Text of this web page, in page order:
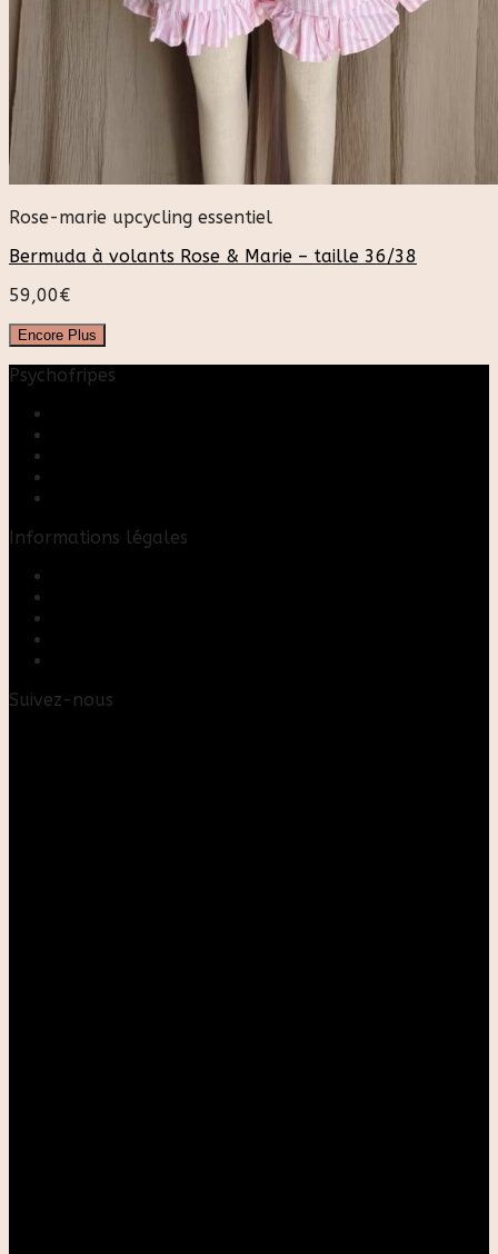
Rose-marie upcycling essentiel
Bermuda à volants Rose & Marie – taille 36/38
59,00€
Encore Plus
Psychofripes
Informations légales
Suivez-nous